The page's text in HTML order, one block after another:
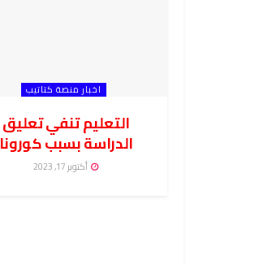
اخبار منصة كتاتيب
التعليم تنفي تعليق
الدراسة بسبب كورونا
أكتوبر 17, 2023